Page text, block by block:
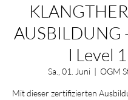
AUSBILDUNG
I Level 1
Sa., 01. Juni
  |
OGM
Mit dieser zertifizierten